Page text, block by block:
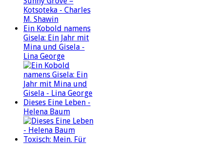
Ein Kobold namens
Gisela: Ein Jahr mit
Mina und Gisela -
Lina George
Dieses Eine Leben -
Helena Baum
Toxisch: Mein. Für